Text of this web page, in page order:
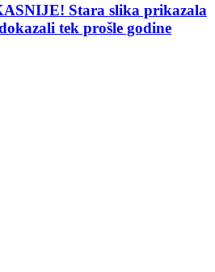
Stara slika prikazala
tek prošle godine